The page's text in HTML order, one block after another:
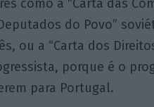
como a “Carta das
do Povo”
ou a “Carta dos
porque é o
para Portugal.